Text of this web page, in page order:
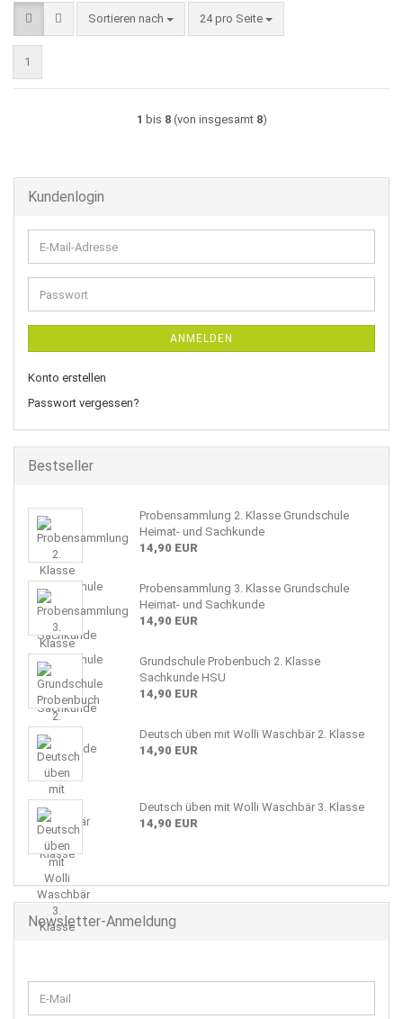
Sortieren nach
Sortieren nach 24 pro Seite
pro Seite
1
1 bis 8(von insgesamt 8)
Kundenlogin
E-
Mail-
Adresse
Passwort
ANMELDEN
Konto erstellen
Passwort vergessen?
Bestseller
Probensammlung 2. Klasse Grundschule
Heimat- und Sachkunde
14,90 EUR
Probensammlung 3. Klasse Grundschule
Heimat- und Sachkunde
14,90 EUR
Grundschule Probenbuch 2. Klasse
Sachkunde HSU
14,90 EUR
Deutsch üben mit Wolli Waschbär 2. Klasse
14,90 EUR
Deutsch üben mit Wolli Waschbär 3. Klasse
14,90 EUR
Newsletter-Anmeldung
ZUR
E-
Mail